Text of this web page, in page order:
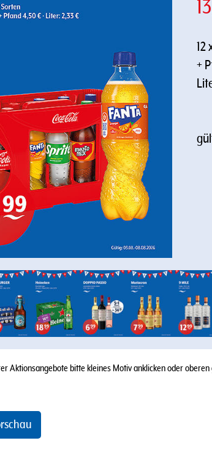
12
+
Aktionsangebote bitte kleines Motiv anklicken oder